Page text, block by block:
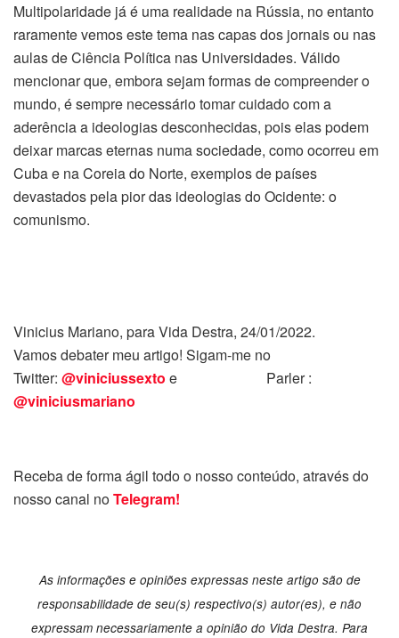
Multipolaridade já é uma realidade na Rússia, no entanto
raramente vemos este tema nas capas dos jornais ou nas
aulas de Ciência Política nas Universidades. Válido
mencionar que, embora sejam formas de compreender o
mundo, é sempre necessário tomar cuidado com a
aderência a ideologias desconhecidas, pois elas podem
deixar marcas eternas numa sociedade, como ocorreu em
Cuba e na Coreia do Norte, exemplos de países
devastados pela pior das ideologias do Ocidente: o
comunismo.
Vinicius Mariano, para Vida Destra, 24/01/2022.
Vamos debater meu artigo! Sigam-me no
Twitter: @viniciussexto e Parler :
@viniciusmariano
Receba de forma ágil todo o nosso conteúdo, através do
nosso canal noTelegram!
As informações e opiniões expressas neste artigo são de
responsabilidade de seu(s) respectivo(s) autor(es), e não
expressam necessariamente a opinião do Vida Destra. Para